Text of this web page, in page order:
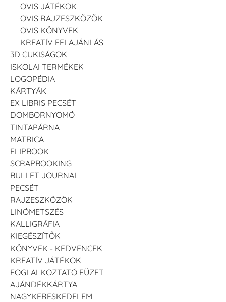
OVIS JÁTÉKOK
OVIS RAJZESZKÖZÖK
OVIS KÖNYVEK
KREATÍV FELAJÁNLÁS
3D CUKISÁGOK
ISKOLAI TERMÉKEK
LOGOPÉDIA
KÁRTYÁK
EX LIBRIS PECSÉT
DOMBORNYOMÓ
TINTAPÁRNA
MATRICA
FLIPBOOK
SCRAPBOOKING
BULLET JOURNAL
PECSÉT
RAJZESZKÖZÖK
LINÓMETSZÉS
KALLIGRÁFIA
KIEGÉSZÍTŐK
KÖNYVEK - KEDVENCEK
KREATÍV JÁTÉKOK
FOGLALKOZTATÓ FÜZET
AJÁNDÉKKÁRTYA
NAGYKERESKEDELEM